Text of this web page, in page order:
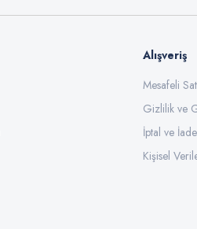
Alışveriş
Mesafeli
Gizlilik ve
İptal ve
Kişisel